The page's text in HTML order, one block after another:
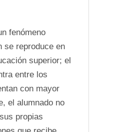
fenómeno
se reproduce en
superior; el
entre los
con mayor
el alumnado no
propias